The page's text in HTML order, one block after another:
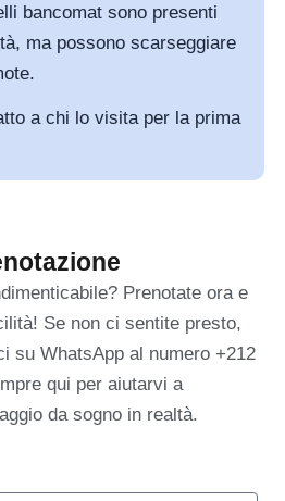
bancomat sono presenti
ma possono scarseggiare
a chi lo visita per la prima
Prenotate ora e
Se non ci sentite presto,
su WhatsApp al numero +212
qui per aiutarvi a
da sogno in realtà.